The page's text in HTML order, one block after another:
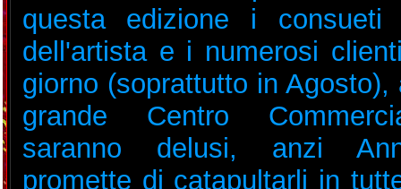
questa edizione i consueti
dell'artista e i numerosi
giorno (soprattutto in Agosto),
grande Centro
saranno delusi, anzi
promette di catapultarli in